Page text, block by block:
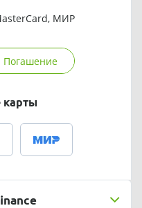
МИР
Погашение
карты